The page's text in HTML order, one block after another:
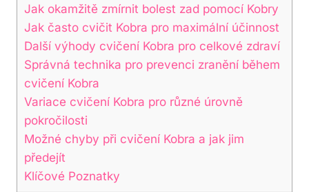
Jak okamžitě zmírnit bolest zad pomocí Kobry
Jak často cvičit Kobra pro maximální účinnost
Další výhody cvičení Kobra pro celkové zdraví
Správná technika pro prevenci zranění během
cvičení Kobra
Variace cvičení Kobra pro různé úrovně
pokročilosti
Možné chyby při cvičení Kobra a jak jim
předejít
Klíčové Poznatky